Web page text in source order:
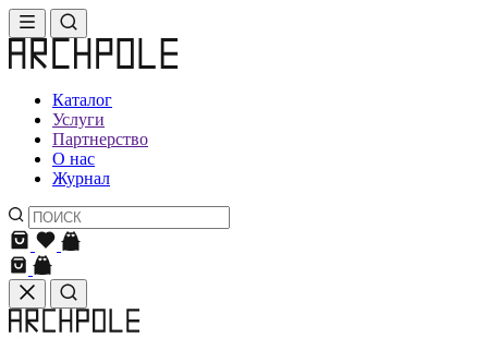
Каталог
Услуги
Партнерство
О нас
Журнал